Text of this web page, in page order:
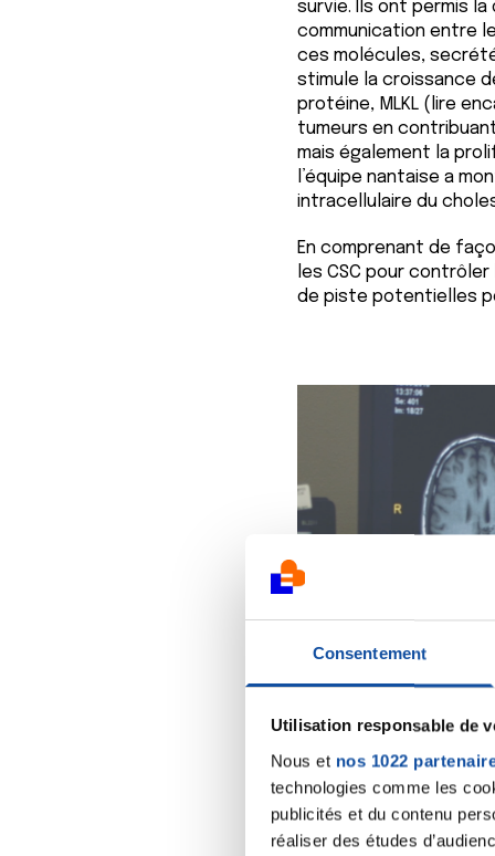
Consentement
Utilisation responsable de
Nous et nos 1022
technologies comme les
publicités et du contenu
réaliser des études
survie. Ils ont permis
communication entre
ces molécules,
stimule la croissance
protéine, MLKL (lire
tumeurs en
mais également la
l’équipe nantaise a
intracellulaire du
En comprenant de
les CSC pour
de piste potentielles